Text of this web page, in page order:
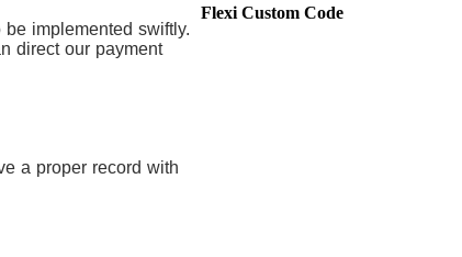
implemented swiftly.
direct our payment
a proper record with
Flexi Custom Code